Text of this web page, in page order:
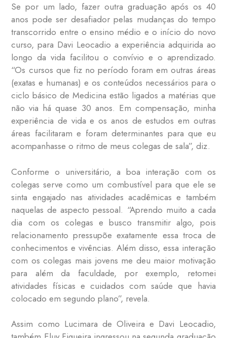
Se por um lado, fazer outra graduação após os 40
anos pode ser desafiador pelas mudanças do tempo
transcorrido entre o ensino médio e o início do novo
curso, para Davi Leocadio a experiência adquirida ao
longo da vida facilitou o convívio e o aprendizado.
“Os cursos que fiz no período foram em outras áreas
(exatas e humanas) e os conteúdos necessários para o
ciclo básico de Medicina estão ligados a matérias que
não via há quase 30 anos. Em compensação, minha
experiência de vida e os anos de estudos em outras
áreas facilitaram e foram determinantes para que eu
acompanhasse o ritmo de meus colegas de sala”, diz.
Conforme o universitário, a boa interação com os
colegas serve como um combustível para que ele se
sinta engajado nas atividades acadêmicas e também
naquelas de aspecto pessoal. “Aprendo muito a cada
dia com os colegas e busco transmitir algo, pois
relacionamento pressupõe exatamente essa troca de
conhecimentos e vivências. Além disso, essa interação
com os colegas mais jovens me deu maior motivação
para além da faculdade, por exemplo, retomei
atividades físicas e cuidados com saúde que havia
colocado em segundo plano”, revela.
Assim como Lucimara de Oliveira e Davi Leocadio,